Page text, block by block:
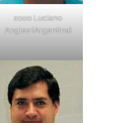
2000 Luciano
Angles (Argentina)